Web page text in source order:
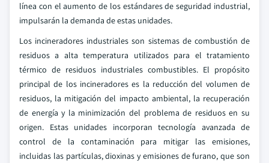
línea con el aumento de los estándares de seguridad industrial,
impulsarán la demanda de estas unidades.
Los incineradores industriales son sistemas de combustión de
residuos a alta temperatura utilizados para el tratamiento
térmico de residuos industriales combustibles. El propósito
principal de los incineradores es la reducción del volumen de
residuos, la mitigación del impacto ambiental, la recuperación
de energía y la minimización del problema de residuos en su
origen. Estas unidades incorporan tecnología avanzada de
control de la contaminación para mitigar las emisiones,
incluidas las partículas, dioxinas y emisiones de furano, que son